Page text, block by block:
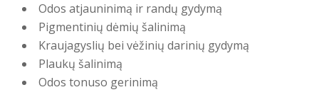
Odos atjauninimą ir randų gydymą
Pigmentinių dėmių šalinimą
Kraujagyslių bei vėžinių darinių gydymą
Plaukų šalinimą
Odos tonuso gerinimą